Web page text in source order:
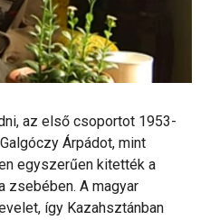
az első csoportot 1953-
Árpádot, mint
egyszerűen kitették a
zsebében. A magyar
így Kazahsztánban